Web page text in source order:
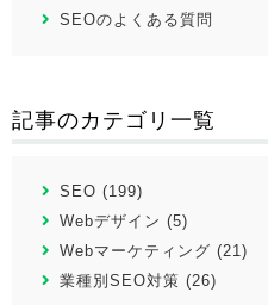
SEOのよくある質問
記事のカテゴリ一覧
SEO (199)
Webデザイン (5)
Webマーケティング (21)
業種別SEO対策 (26)